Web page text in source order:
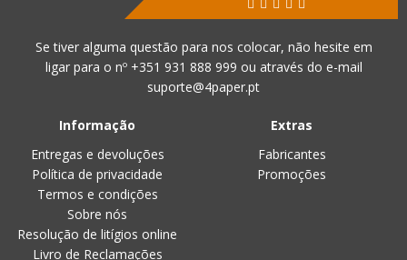
Se tiver alguma questão para nos colocar, não hesite em
ligar para o nº +351 931 888 999 ou através do e-mail
suporte@4paper.pt
Informação
Entregas e devoluções
Política de privacidade
Termos e condições
Sobre nós
Resolução de litígios online
Livro de Reclamações
Extras
Fabricantes
Promoções